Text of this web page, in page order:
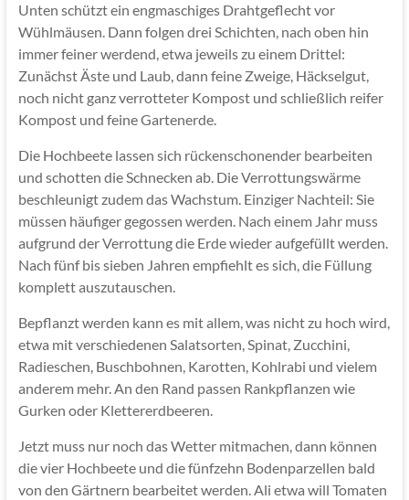
Unten schützt ein engmaschiges Drahtgeflecht vor
Wühlmäusen. Dann folgen drei Schichten, nach oben hin
immer feiner werdend, etwa jeweils zu einem Drittel:
Zunächst Äste und Laub, dann feine Zweige, Häckselgut,
noch nicht ganz verrotteter Kompost und schließlich reifer
Kompost und feine Gartenerde.
Die Hochbeete lassen sich rückenschonender bearbeiten
und schotten die Schnecken ab. Die Verrottungswärme
beschleunigt zudem das Wachstum. Einziger Nachteil: Sie
müssen häufiger gegossen werden. Nach einem Jahr muss
aufgrund der Verrottung die Erde wieder aufgefüllt werden.
Nach fünf bis sieben Jahren empfiehlt es sich, die Füllung
komplett auszutauschen.
Bepflanzt werden kann es mit allem, was nicht zu hoch wird,
etwa mit verschiedenen Salatsorten, Spinat, Zucchini,
Radieschen, Buschbohnen, Karotten, Kohlrabi und vielem
anderem mehr. An den Rand passen Rankpflanzen wie
Gurken oder Klettererdbeeren.
Jetzt muss nur noch das Wetter mitmachen, dann können
die vier Hochbeete und die fünfzehn Bodenparzellen bald
von den Gärtnern bearbeitet werden. Ali etwa will Tomaten